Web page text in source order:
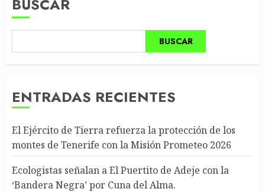
BUSCAR
BUSCAR
ENTRADAS RECIENTES
El Ejército de Tierra refuerza la protección de los
montes de Tenerife con la Misión Prometeo 2026
Ecologistas señalan a El Puertito de Adeje con la
‘Bandera Negra’ por Cuna del Alma.